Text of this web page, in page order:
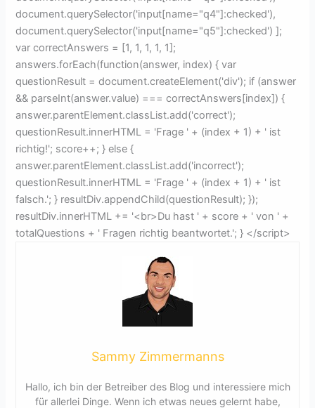
document.querySelector('input[name="q4"]:checked'),
document.querySelector('input[name="q5"]:checked') ];
var correctAnswers = [1, 1, 1, 1, 1];
answers.forEach(function(answer, index) { var
questionResult = document.createElement('div'); if (answer
&& parseInt(answer.value) === correctAnswers[index]) {
answer.parentElement.classList.add('correct');
questionResult.innerHTML = 'Frage ' + (index + 1) + ' ist
richtig!'; score++; } else {
answer.parentElement.classList.add('incorrect');
questionResult.innerHTML = 'Frage ' + (index + 1) + ' ist
falsch.'; } resultDiv.appendChild(questionResult); });
resultDiv.innerHTML += '<br>Du hast ' + score + ' von ' +
totalQuestions + ' Fragen richtig beantwortet.'; } </script>
Sammy Zimmermanns
Hallo, ich bin der Betreiber des Blog und interessiere mich
für allerlei Dinge. Wenn ich etwas neues gelernt habe,